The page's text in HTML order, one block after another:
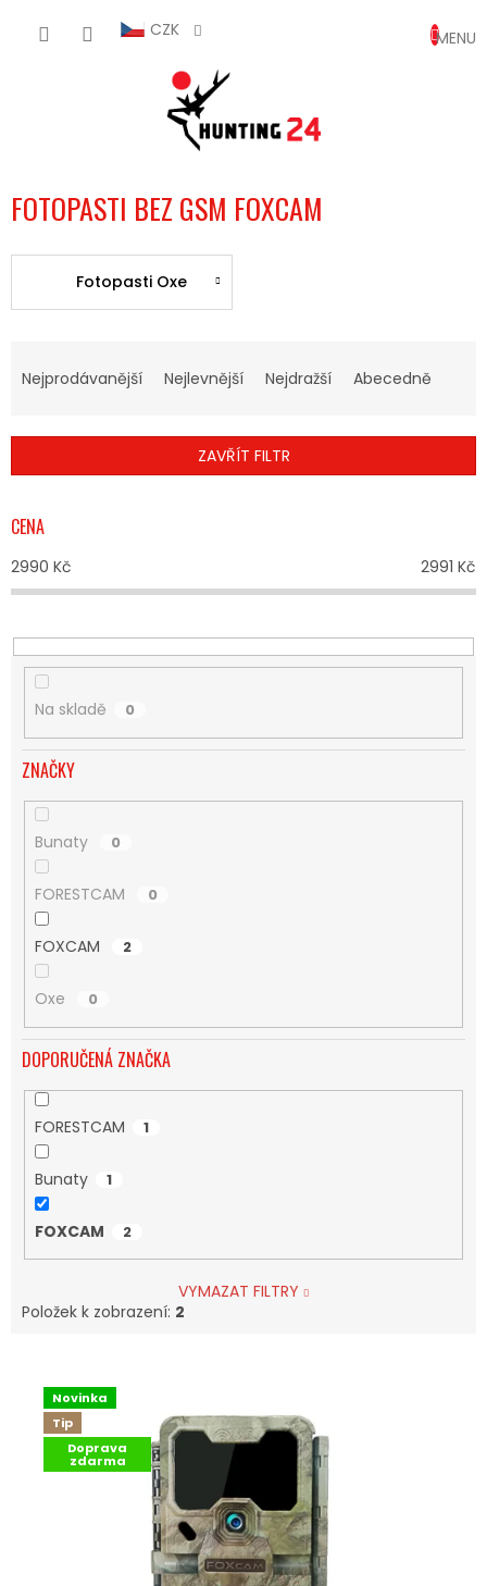
CZK
KOŠÍK
FOTOPASTI BEZ GSM FOXCAM
Fotopasti Oxe
N
Í
R
O
D
U
T
Ů
Nejprodávanější Nejlevnější Nejdražší Abecedně
ZAVŘÍT FILTR
CENA
2990 Kč 2991 Kč
Na skladě 0
ZNAČKY
Bunaty 0
FORESTCAM 0
FOXCAM 2
Oxe 0
DOPORUČENÁ ZNAČKA
FORESTCAM 1
Bunaty 1
FOXCAM 2
VYMAZAT FILTRY
Položek k zobrazení: 2
Novinka
Tip
Doprava
zdarma